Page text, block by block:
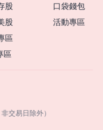
股
股
區
區
口袋錢包
活動專區
交易日除外）